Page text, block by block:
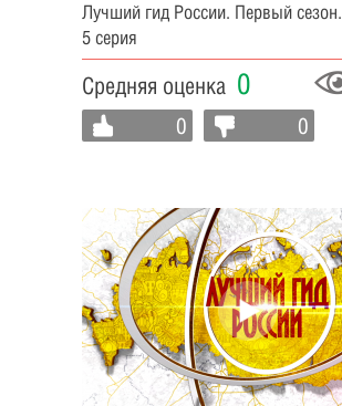
Лучший гид России. Первый сезон.
5 серия
Средняя оценка 0
0 0